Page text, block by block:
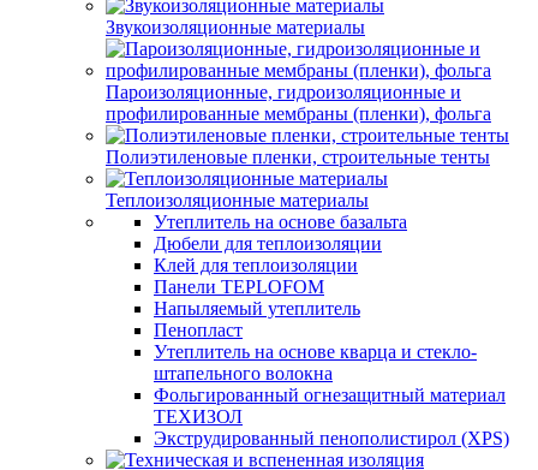
Звукоизоляционные материалы
Пароизоляционные, гидроизоляционные и
профилированные мембраны (пленки), фольга
Полиэтиленовые пленки, строительные тенты
Теплоизоляционные материалы
Утеплитель на основе базальта
Дюбели для теплоизоляции
Клей для теплоизоляции
Панели TEPLOFOM
Напыляемый утеплитель
Пенопласт
Утеплитель на основе кварца и стекло-
штапельного волокна
Фольгированный огнезащитный материал
ТЕХИЗОЛ
Экструдированный пенополистирол (XPS)